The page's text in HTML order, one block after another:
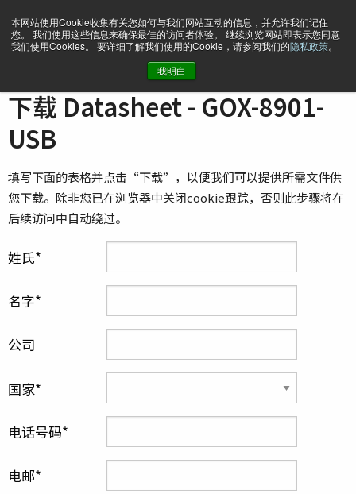
本网站使用Cookie收集有关您如何与我们网站互动的信息，并允许我们记住
您。 我们使用这些信息来确保最佳的访问者体验。 继续浏览网站即表示您同意
我们使用Cookies。 要详细了解我们使用的Cookie，请参阅我们的隐私政策。
我明白
下载 Datasheet - GOX-8901-
USB
填写下面的表格并点击“下载”，以便我们可以提供所需文件供
您下载。除非您已在浏览器中关闭cookie跟踪，否则此步骤将在
后续访问中自动绕过。
姓氏
名字
公司
国家
电话号码
电邮